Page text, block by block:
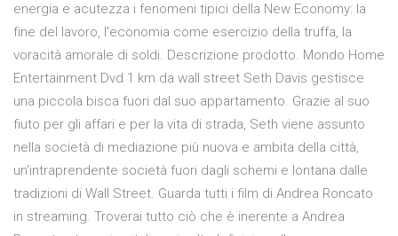
energia e acutezza i fenomeni tipici della New Economy: la
fine del lavoro, l'economia come esercizio della truffa, la
voracità amorale di soldi. Descrizione prodotto. Mondo Home
Entertainment Dvd 1 km da wall street Seth Davis gestisce
una piccola bisca fuori dal suo appartamento. Grazie al suo
fiuto per gli affari e per la vita di strada, Seth viene assunto
nella società di mediazione più nuova e ambita della città,
un'intraprendente società fuori dagli schemi e lontana dalle
tradizioni di Wall Street. Guarda tutti i film di Andrea Roncato
in streaming. Troverai tutto ciò che è inerente a Andrea